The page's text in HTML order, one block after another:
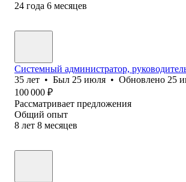
24 года 6 месяцев
Системный администратор,
35 лет • Был 25 июля • Обновлено 25
100 000 ₽
Рассматривает предложения
Общий опыт
8 лет 8 месяцев